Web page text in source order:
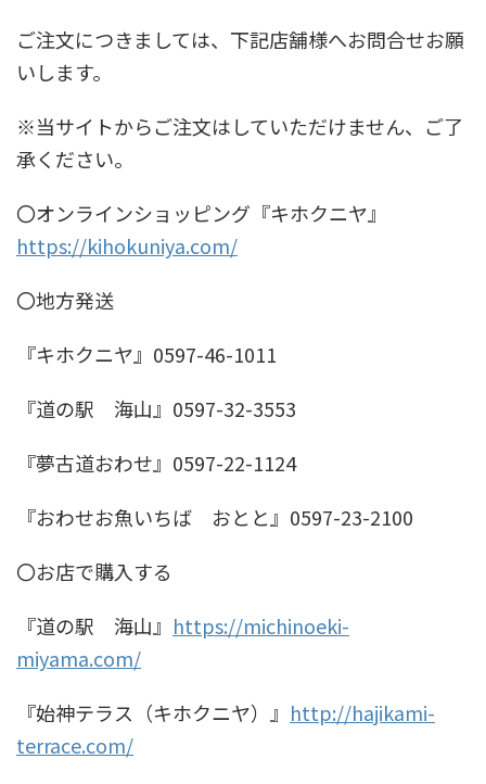
ご注文につきましては、下記店舗様へお問合せお願
いします。
※当サイトからご注文はしていただけません、ご了
承ください。
〇オンラインショッピング『キホクニヤ』
https://kihokuniya.com/
〇地方発送
『キホクニヤ』0597-46-1011
『道の駅 海山』0597-32-3553
『夢古道おわせ』0597-22-1124
『おわせお魚いちば おとと』0597-23-2100
〇お店で購入する
『道の駅 海山』 https://michinoeki-
miyama.com/
『始神テラス（キホクニヤ）』 http://hajikami-
terrace.com/